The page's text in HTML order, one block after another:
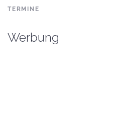
TERMINE
Werbung